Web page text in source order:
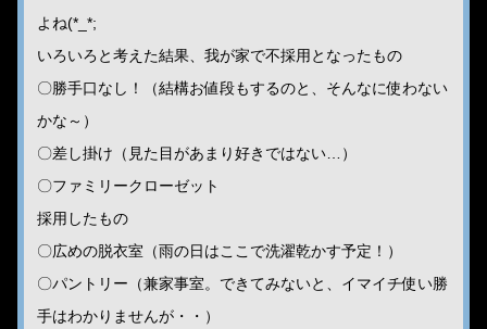
よね(*_*;
いろいろと考えた結果、我が家で不採用となったもの
〇勝手口なし！（結構お値段もするのと、そんなに使わない
かな～）
〇差し掛け（見た目があまり好きではない…）
〇ファミリークローゼット
採用したもの
〇広めの脱衣室（雨の日はここで洗濯乾かす予定！）
〇パントリー（兼家事室。できてみないと、イマイチ使い勝
手はわかりませんが・・）